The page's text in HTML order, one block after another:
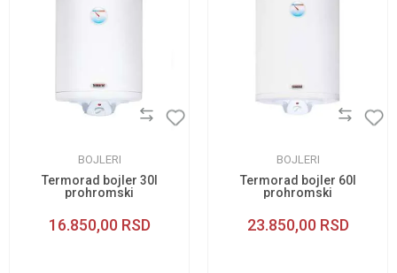
BOJLERI
Termorad bojler 30l
prohromski
16.850,00 RSD
BOJLERI
Termorad bojler 60l
prohromski
23.850,00 RSD